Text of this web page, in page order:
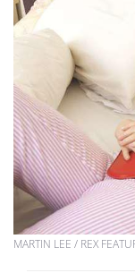
MARTIN LEE / REX